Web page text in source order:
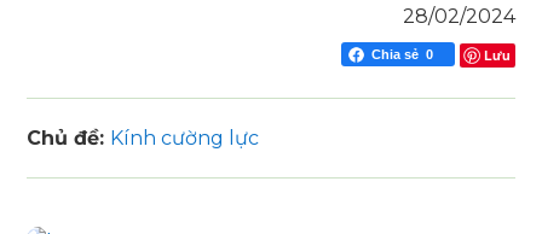
28/02/2024
Chia sẻ 0 Lưu
Chủ đề: Kính cường lực